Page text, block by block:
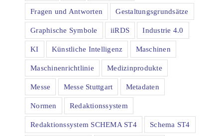
Fragen und Antworten Gestaltungsgrundsätze
Graphische Symbole iiRDS Industrie 4.0
KI Künstliche Intelligenz Maschinen
Maschinenrichtlinie Medizinprodukte
Messe Messe Stuttgart Metadaten
Normen Redaktionssystem
Redaktionssystem SCHEMA ST4 Schema ST4